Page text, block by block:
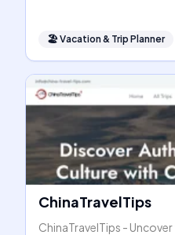
🏖Vacation & Trip Planner
ChinaTravelTips
ChinaTravelTips -